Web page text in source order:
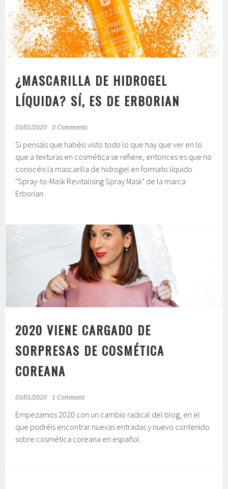
¿MASCARILLA DE HIDROGEL
LÍQUIDA? SÍ, ES DE ERBORIAN
03/01/2020 0 Comments
Si pensáis que habéis visto todo lo que hay que ver en lo
que a texturas en cosmética se refiere, entonces es que no
conocéis la mascarilla de hidrogel en formato líquido
"Spray-to-Mask Revitalising Spray Mask" de la marca
Erborian.
2020 VIENE CARGADO DE
SORPRESAS DE COSMÉTICA
COREANA
03/01/2020 1 Comment
Empezamos 2020 con un cambio radical del blog, en el
que podréis encontrar nuevas entradas y nuevo contenido
sobre cosmética coreana en español.